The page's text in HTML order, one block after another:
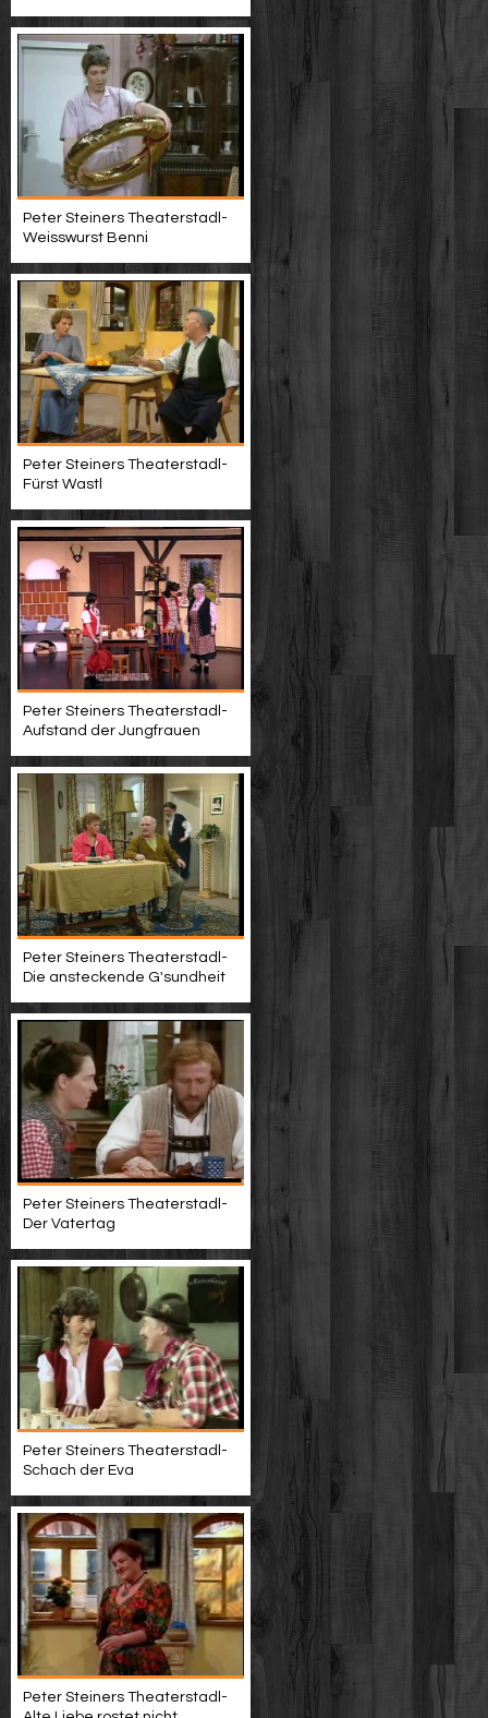
Peter Steiners Theaterstadl-
Weisswurst Benni
Peter Steiners Theaterstadl-
Fürst Wastl
Peter Steiners Theaterstadl-
Aufstand der Jungfrauen
Peter Steiners Theaterstadl-
Die ansteckende G'sundheit
Peter Steiners Theaterstadl-
Der Vatertag
Peter Steiners Theaterstadl-
Schach der Eva
Peter Steiners Theaterstadl-